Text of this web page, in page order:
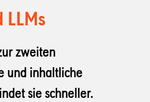
LLMs
zweiten
und inhaltliche
sie schneller.